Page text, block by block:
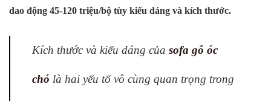
dao động 45-120 triệu/bộ tùy kiểu dáng và kích thước.
Kích thước và kiểu dáng của sofa gỗ óc
chó là hai yếu tố vô cùng quan trọng trong